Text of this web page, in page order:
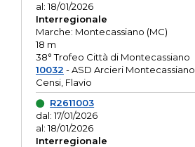
al: 18/01/2026
Interregionale
Marche: Montecassiano (MC)
18 m
38° Trofeo Città di Montecassiano
10032 - ASD Arcieri Montecassiano
Censi, Flavio
R2611003
dal: 17/01/2026
al: 18/01/2026
Interregionale